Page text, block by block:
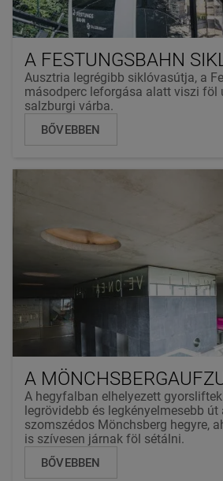
A FESTUNGSBAHN
Ausztria legrégibb siklóvasútja, a
másodperc leforgása alatt viszi föl
salzburgi várba.
BŐVEBBEN
A
A hegyfalban elhelyezett
legrövidebb és legkényelmesebb út
szomszédos Mönchsberg hegyre,
is szívesen járnak föl sétálni.
BŐVEBBEN